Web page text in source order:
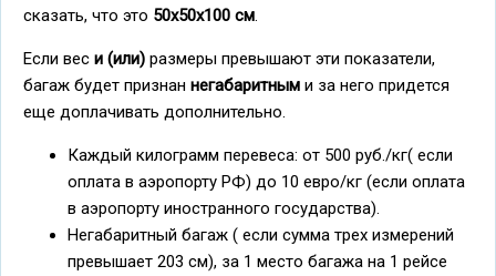
сказать, что это 50х50х100 см.
Если вес и (или) размеры превышают эти показатели,
багаж будет признан негабаритным и за него придется
еще доплачивать дополнительно.
Каждый килограмм перевеса: от 500 руб./кг( если
оплата в аэропорту РФ) до 10 евро/кг (если оплата
в аэропорту иностранного государства).
Негабаритный багаж ( если сумма трех измерений
превышает 203 см), за 1 место багажа на 1 рейсе